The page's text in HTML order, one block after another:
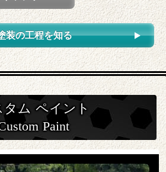
装の工程を知る
タム ペイント
Paint